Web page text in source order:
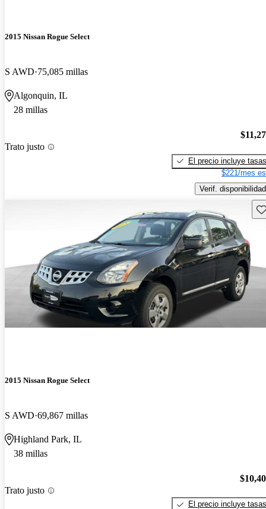
2015 Nissan Rogue Select
S AWD 75,085 millas
Algonquin, IL
28 millas
Trato justo
El precio incluye tasas
$221/mes
Verif. disponibilidad
2015 Nissan Rogue Select
S AWD 69,867 millas
Highland Park, IL
38 millas
Trato justo
El precio incluye tasas